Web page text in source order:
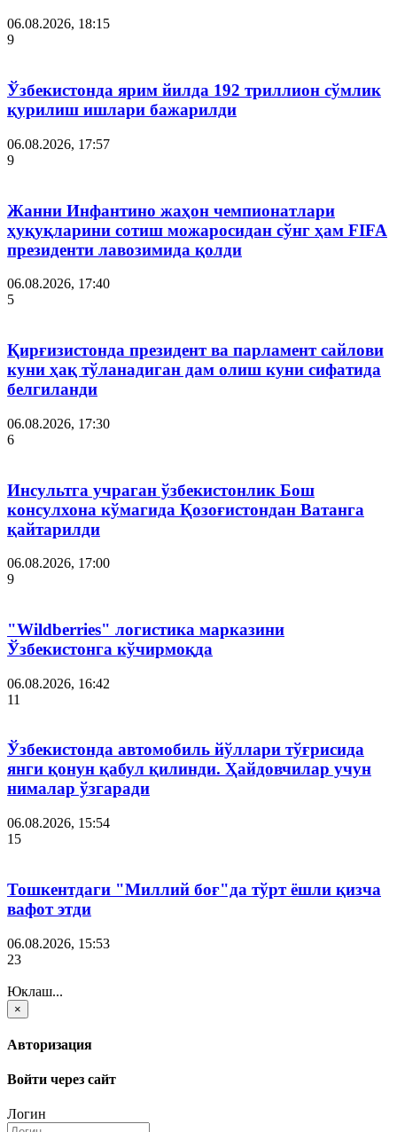
06.08.2026, 18:15
9
Ўзбекистонда ярим йилда 192 триллион сўмлик
қурилиш ишлари бажарилди
06.08.2026, 17:57
9
Жанни Инфантино жаҳон чемпионатлари
ҳуқуқларини сотиш можаросидан сўнг ҳам FIFA
президенти лавозимида қолди
06.08.2026, 17:40
5
Қирғизистонда президент ва парламент сайлови
куни ҳақ тўланадиган дам олиш куни сифатида
белгиланди
06.08.2026, 17:30
6
Инсультга учраган ўзбекистонлик Бош
консулхона кўмагида Қозоғистондан Ватанга
қайтарилди
06.08.2026, 17:00
9
"Wildberries" логистика марказини
Ўзбекистонга кўчирмоқда
06.08.2026, 16:42
11
Ўзбекистонда автомобиль йўллари тўғрисида
янги қонун қабул қилинди. Ҳайдовчилар учун
нималар ўзгаради
06.08.2026, 15:54
15
Тошкентдаги "Миллий боғ"да тўрт ёшли қизча
вафот этди
06.08.2026, 15:53
23
Юклаш...
×
Авторизация
Войти через сайт
Логин